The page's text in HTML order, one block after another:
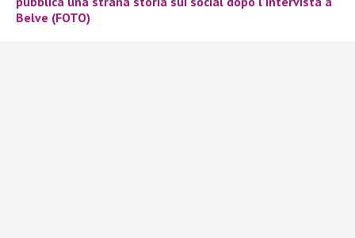
Belve (FOTO)